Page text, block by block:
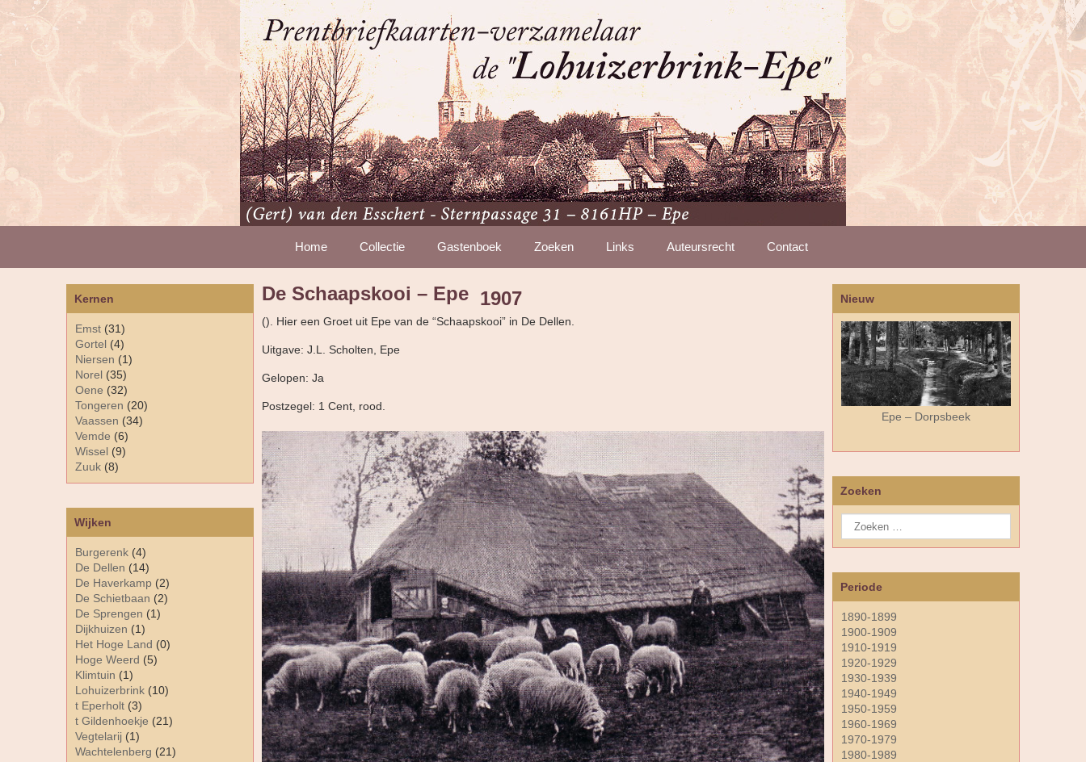
Home Collectie Gastenboek Zoeken Links Auteursrecht Contact
Kernen
Emst (31)
Gortel (4)
Niersen (1)
Norel (35)
Oene (32)
Tongeren (20)
Vaassen (34)
Vemde (6)
Wissel (9)
Zuuk (8)
Wijken
Burgerenk (4)
De Dellen (14)
De Haverkamp (2)
De Schietbaan (2)
De Sprengen (1)
Dijkhuizen (1)
Het Hoge Land (0)
Hoge Weerd (5)
Klimtuin (1)
Lohuizerbrink (10)
t Eperholt (3)
t Gildenhoekje (21)
Vegtelarij (1)
Wachtelenberg (21)
De Schaapskooi – Epe 1907
(). Hier een Groet uit Epe van de “Schaapskooi” in De Dellen.
Uitgave: J.L. Scholten, Epe
Gelopen: Ja
Postzegel: 1 Cent, rood.
Nieuw
Epe – Dorpsbeek
Zoeken
Periode
1890-1899
1900-1909
1910-1919
1920-1929
1930-1939
1940-1949
1950-1959
1960-1969
1970-1979
1980-1989